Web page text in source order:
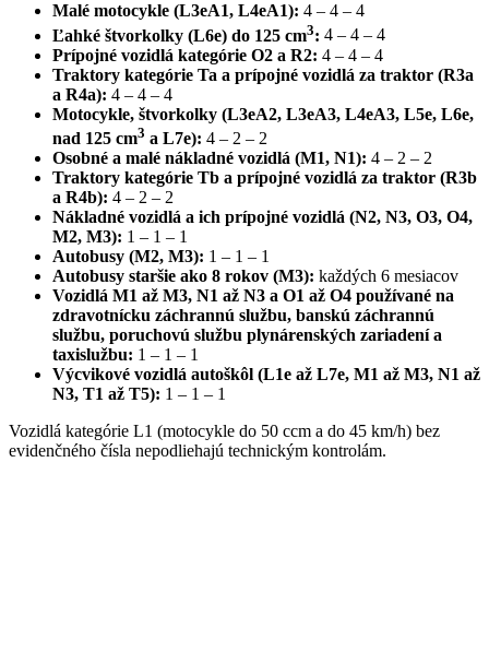
Malé motocykle (L3eA1, L4eA1): 4 – 4 – 4
Ľahké štvorkolky (L6e) do 125 cm3: 4 – 4 – 4
Prípojné vozidlá kategórie O2 a R2: 4 – 4 – 4
Traktory kategórie Ta a prípojné vozidlá za traktor (R3a
a R4a): 4 – 4 – 4
Motocykle, štvorkolky (L3eA2, L3eA3, L4eA3, L5e, L6e,
nad 125 cm3 a L7e): 4 – 2 – 2
Osobné a malé nákladné vozidlá (M1, N1): 4 – 2 – 2
Traktory kategórie Tb a prípojné vozidlá za traktor (R3b
a R4b): 4 – 2 – 2
Nákladné vozidlá a ich prípojné vozidlá (N2, N3, O3, O4,
M2, M3): 1 – 1 – 1
Autobusy (M2, M3): 1 – 1 – 1
Autobusy staršie ako 8 rokov (M3): každých 6 mesiacov
Vozidlá M1 až M3, N1 až N3 a O1 až O4 používané na
zdravotnícku záchrannú službu, banskú záchrannú
službu, poruchovú službu plynárenských zariadení a
taxislužbu: 1 – 1 – 1
Výcvikové vozidlá autoškôl (L1e až L7e, M1 až M3, N1 až
N3, T1 až T5): 1 – 1 – 1
Vozidlá kategórie L1 (motocykle do 50 ccm a do 45 km/h) bez
evidenčného čísla nepodliehajú technickým kontrolám.